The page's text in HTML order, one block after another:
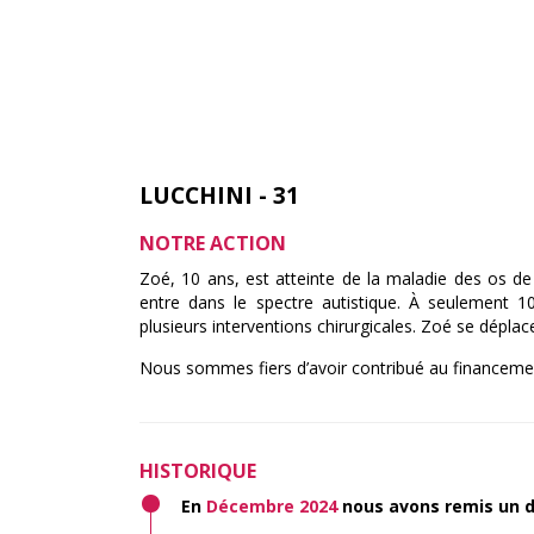
LUCCHINI - 31
NOTRE ACTION
Zoé, 10 ans, est atteinte de la maladie des os
entre dans le spectre autistique. À seulement
plusieurs interventions chirurgicales. Zoé se
Nous sommes fiers d’avoir contribué au
HISTORIQUE
En Décembre 2024nous avons remis un